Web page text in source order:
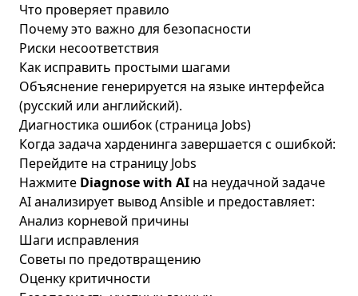
Что проверяет правило
Почему это важно для безопасности
Риски несоответствия
Как исправить простыми шагами
Объяснение генерируется на языке интерфейса
(русский или английский).
Диагностика ошибок (страница Jobs)
Когда задача харденинга завершается с ошибкой:
Перейдите на страницу Jobs
Нажмите Diagnose with AI на неудачной задаче
AI анализирует вывод Ansible и предоставляет:
Анализ корневой причины
Шаги исправления
Советы по предотвращению
Оценку критичности